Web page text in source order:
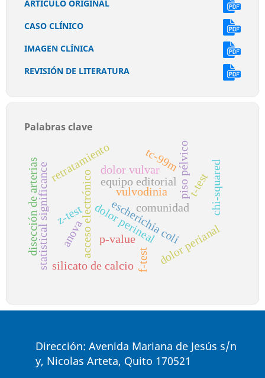
ARTÍCULO ORIGINAL
CASO CLÍNICO
IMAGEN CLÍNICA
REVISIÓN DE LITERATURA
Palabras clave
equipo editorial
acceso electrónico comunidad
escherichia coli
dolor perineal
vulvodinia
dolor vulvar
dolor perianal
piso pélvico
retratamiento
silicato de calcio
p-value
statistical significance z-test
t-test
anova
chi-squared
f-test
disección de arterias tc-99m
Dirección: Avenida Mariana de Jesús s/n
y, Nicolas Arteta, Quito 170521